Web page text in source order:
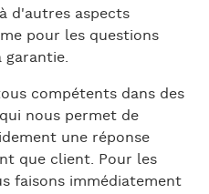
d'autres aspects
pour les questions
garantie.
compétents dans des
nous permet de
une réponse
que client. Pour les
faisons immédiatement